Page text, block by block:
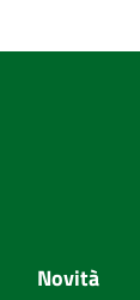
Novità